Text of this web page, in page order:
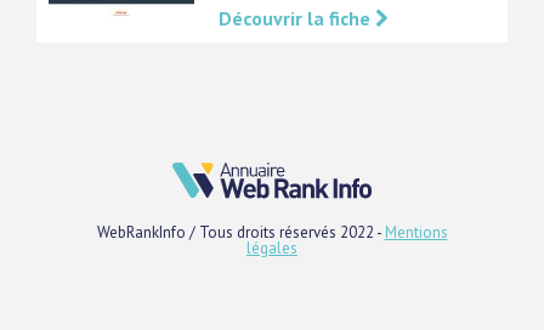
Découvrir la fiche
WebRankInfo / Tous droits réservés 2022 - Mentions
légales